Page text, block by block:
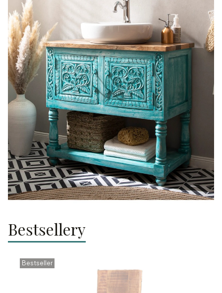
Bestsellery
Bestseller